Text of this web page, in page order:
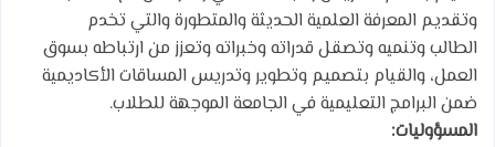
وتقديم المعرفة العلمية الحديثة والمتطورة والتي تخدم
الطالب وتنميه وتصقل قدراته وخبراته وتعزز من ارتباطه بسوق
العمل، والقيام بتصميم وتطوير وتدريس المساقات الأكاديمية
ضمن البرامج التعليمية في الجامعة الموجهة للطلاب.
المسؤوليات: